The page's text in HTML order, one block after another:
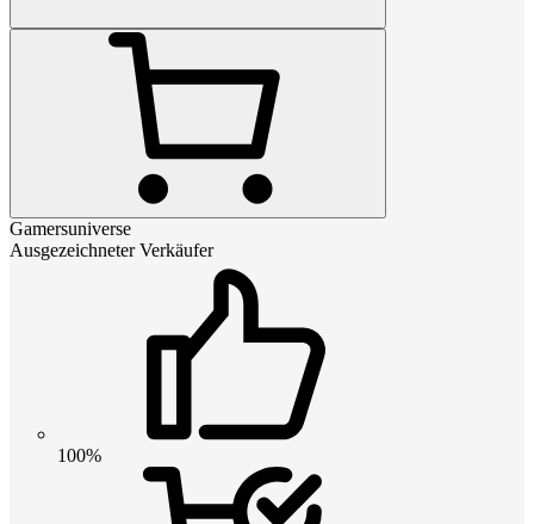
Gamersuniverse
Ausgezeichneter Verkäufer
100%